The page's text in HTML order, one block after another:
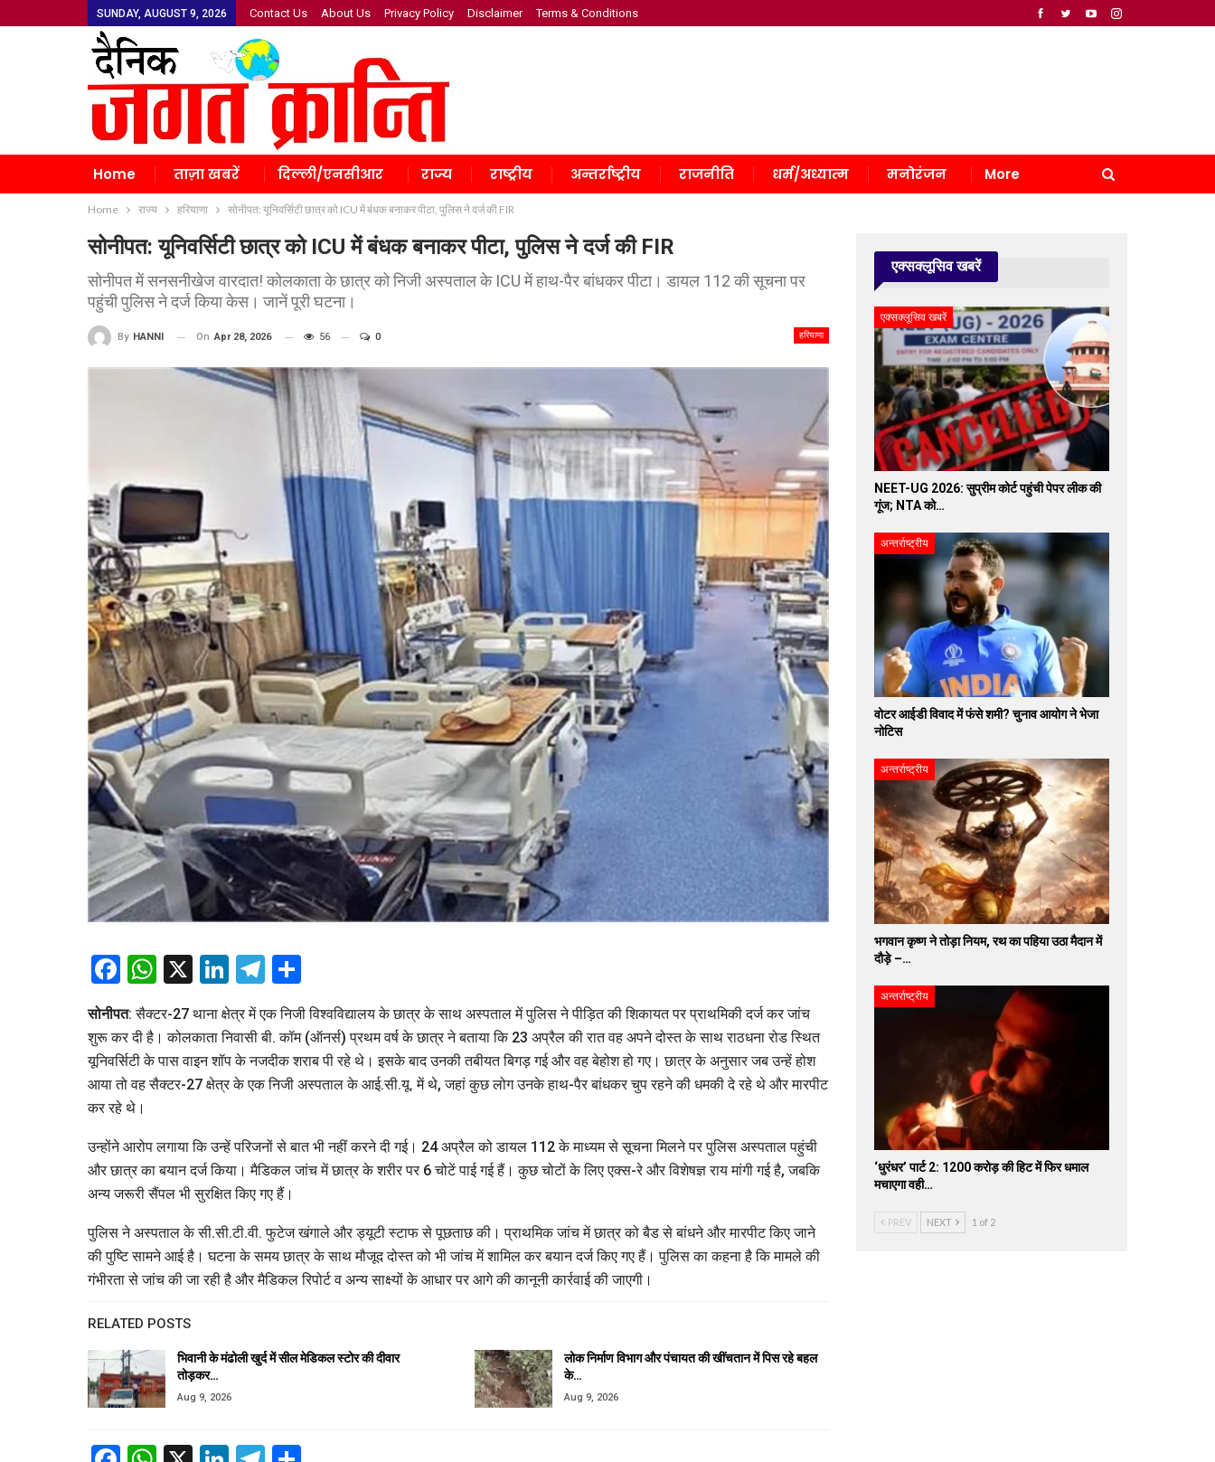
SUNDAY, AUGUST 9, 2026 Contact Us About Us Privacy Policy Disclaimer Terms & Conditions
Home ताज़ा खबरें दिल्ली/एनसीआर राज्य राष्ट्रीय अन्तर्राष्ट्रीय राजनीति धर्म/अध्यात्म मनोरंजन More
Home राज्य हरियाणा सोनीपत: यूनिवर्सिटी छात्र को ICU में बंधक बनाकर पीटा, पुलिस ने दर्ज की FIR
सोनीपत: यूनिवर्सिटी छात्र को ICU में बंधक बनाकर पीटा, पुलिस ने दर्ज की FIR
सोनीपत में सनसनीखेज वारदात! कोलकाता के छात्र को निजी अस्पताल के ICU में हाथ-पैर बांधकर पीटा। डायल 112 की सूचना पर
पहुंची पुलिस ने दर्ज किया केस। जानें पूरी घटना।
हरियाणा
By HANNI On Apr 28, 2026 56 0
Facebook
WhatsApp
X LinkedIn
Telegram
सोनीपत: सैक्टर-27 थाना क्षेत्र में एक निजी विश्वविद्यालय के छात्र के साथ अस्पताल में पुलिस ने पीड़ित की शिकायत पर प्राथमिकी दर्ज कर जांच
शुरू कर दी है। कोलकाता निवासी बी. कॉम (ऑनर्स) प्रथम वर्ष के छात्र ने बताया कि 23 अप्रैल की रात वह अपने दोस्त के साथ राठधना रोड स्थित
यूनिवर्सिटी के पास वाइन शॉप के नजदीक शराब पी रहे थे। इसके बाद उनकी तबीयत बिगड़ गई और वह बेहोश हो गए। छात्र के अनुसार जब उन्हें होश
आया तो वह सैक्टर-27 क्षेत्र के एक निजी अस्पताल के आई.सी.यू. में थे, जहां कुछ लोग उनके हाथ-पैर बांधकर चुप रहने की धमकी दे रहे थे और मारपीट
कर रहे थे।
उन्होंने आरोप लगाया कि उन्हें परिजनों से बात भी नहीं करने दी गई। 24 अप्रैल को डायल 112 के माध्यम से सूचना मिलने पर पुलिस अस्पताल पहुंची
और छात्र का बयान दर्ज किया। मैडिकल जांच में छात्र के शरीर पर 6 चोटें पाई गई हैं। कुछ चोटों के लिए एक्स-रे और विशेषज्ञ राय मांगी गई है, जबकि
अन्य जरूरी सैंपल भी सुरक्षित किए गए हैं।
पुलिस ने अस्पताल के सी.सी.टी.वी. फुटेज खंगाले और ड्यूटी स्टाफ से पूछताछ की। प्राथमिक जांच में छात्र को बैड से बांधने और मारपीट किए जाने
की पुष्टि सामने आई है। घटना के समय छात्र के साथ मौजूद दोस्त को भी जांच में शामिल कर बयान दर्ज किए गए हैं। पुलिस का कहना है कि मामले की
गंभीरता से जांच की जा रही है और मैडिकल रिपोर्ट व अन्य साक्ष्यों के आधार पर आगे की कानूनी कार्रवाई की जाएगी।
RELATED POSTS
भिवानी के मंढोली खुर्द में सील मेडिकल स्टोर की दीवार
तोड़कर…
Aug 9, 2026
लोक निर्माण विभाग और पंचायत की खींचतान में पिस रहे बहल
के…
Aug 9, 2026
एक्सक्लूसिव खबरें
एक्सक्लूसिव खबरें
NEET-UG 2026: सुप्रीम कोर्ट पहुंची पेपर लीक की
गूंज; NTA को…
अन्तर्राष्ट्रीय
वोटर आईडी विवाद में फंसे शमी? चुनाव आयोग ने भेजा
नोटिस
अन्तर्राष्ट्रीय
भगवान कृष्ण ने तोड़ा नियम, रथ का पहिया उठा मैदान में
दौड़े –…
अन्तर्राष्ट्रीय
‘धुरंधर’ पार्ट 2: 1200 करोड़ की हिट में फिर धमाल
मचाएगा वही…
PREV NEXT 1 of 2